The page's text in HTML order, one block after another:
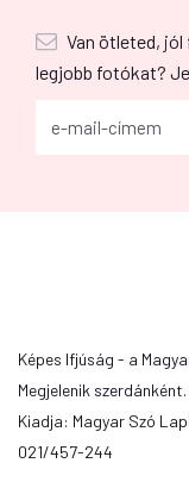
Van ötleted, jól
legjobb fotókat?
Képes Ifjúság - a
Megjelenik
Kiadja: Magyar Szó
021/457-244